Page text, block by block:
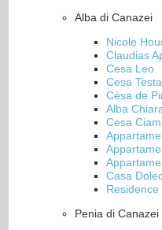
Alba di Canazei
Nicole
Claudias
Cesa Leo
Cesa Testa
Cèsa de
Alba
Cesa
Casa
Penia di Canazei